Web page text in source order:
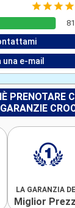
una e-mail
PRENOTARE
GARANZIE
LA GARANZIA
Miglior